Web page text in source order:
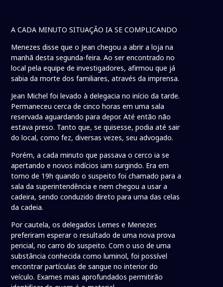
A CADA MINUTO SITUAÇÃO IA SE COMPLICANDO
Menezes disse que o Jean chegou a abrir a loja na
manhã desta segunda-feira. Ao ser encontrado no
local pela equipe de investigadores, afirmou que já
sabia da morte dos familiares, através da imprensa.
Jean Michel foi levado à delegacia no início da tarde.
Permaneceu cerca de cinco horas em uma sala
reservada aguardando para depor. Até então não
estava preso. Tanto que, se quisesse, podia até sair
do local, como fez, diversas vezes, seu advogado.
Porém, a cada minuto que passava o cerco ia se
apertando e novos indícios iam surgindo. Era em
torno de 19h quando o suspeito foi chamado para a
sala da superintendência e nem chegou a usar a
cadeira, sendo conduzido direto para uma das celas
da cadeia.
Por cautela, os delegados Lemes e Menezes
preferiram esperar o resultado de uma nova prova
pericial, no carro do suspeito. Com o uso de uma
substância conhecida como luminol, foi possível
encontrar partículas de sangue no interior do
veículo. Exames mais aprofundados permitirão